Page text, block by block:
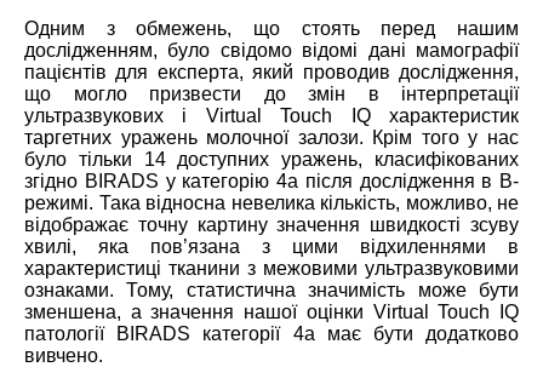
Одним з обмежень, що стоять перед нашим
дослідженням, було свідомо відомі дані мамографії
пацієнтів для експерта, який проводив дослідження,
що могло призвести до змін в інтерпретації
ультразвукових і Virtual Touch IQ характеристик
таргетних уражень молочної залози. Крім того у нас
було тільки 14 доступних уражень, класифікованих
згідно BIRADS у категорію 4а після дослідження в В-
режимі. Така відносна невелика кількість, можливо, не
відображає точну картину значення швидкості зсуву
хвилі, яка пов’язана з цими відхиленнями в
характеристиці тканини з межовими ультразвуковими
ознаками. Тому, статистична значимість може бути
зменшена, а значення нашої оцінки Virtual Touch IQ
патології BIRADS категорії 4а має бути додатково
вивчено.